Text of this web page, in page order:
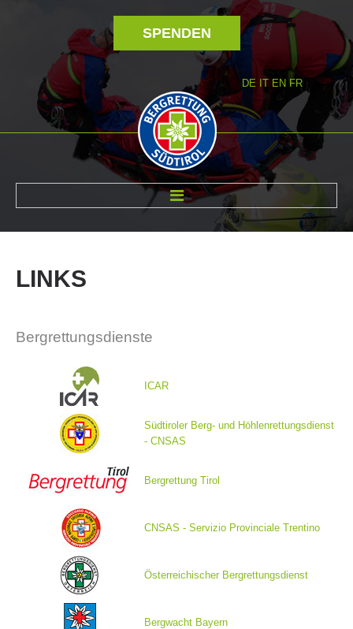
SPENDEN
DE IT EN FR
Vereinsgeschichte
LINKS
Bergrettungsdienste
ICAR
Südtiroler Berg- und Höhlenrettungsdienst
- CNSAS
Bergrettung Tirol
CNSAS - Servizio Provinciale Trentino
Österreichischer Bergrettungsdienst
Bergwacht Bayern